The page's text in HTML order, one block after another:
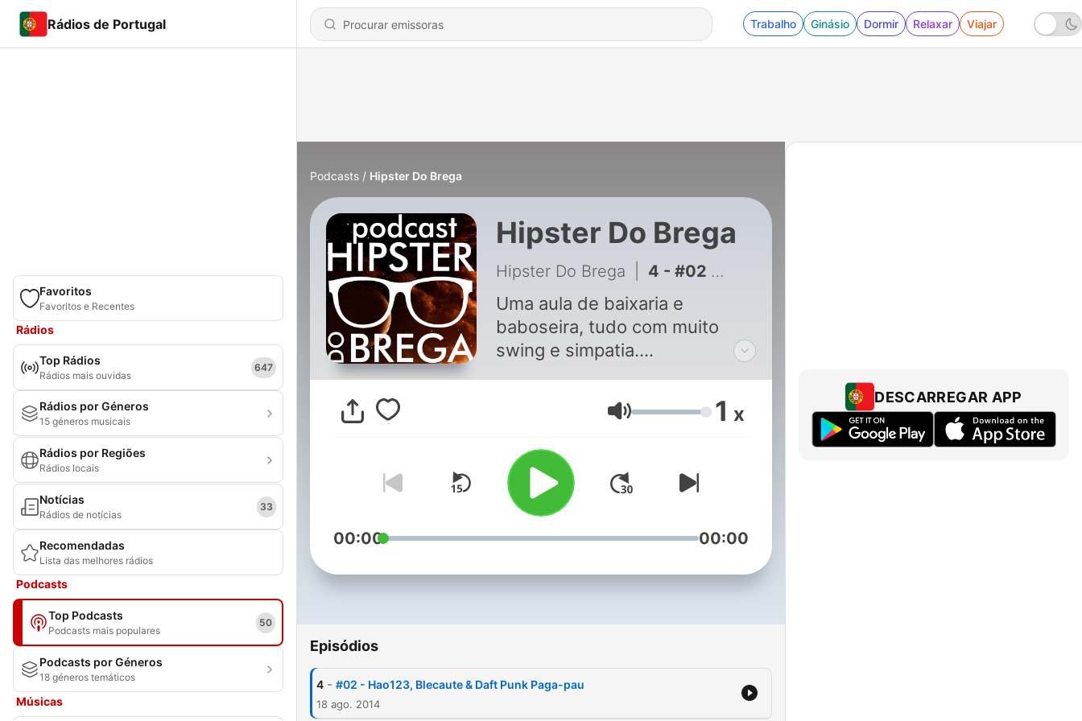
Rádios de Portugal Trabalho Ginásio Dormir Relaxar Viajar
Favoritos
Favoritos e Recentes
Rádios
Top Rádios
Rádios mais ouvidas
647
Rádios por Géneros
15 géneros musicais
Rádios por Regiões
Rádios locais
Notícias
Rádios de notícias
33
Recomendadas
Lista das melhores rádios
Podcasts
Top Podcasts
Podcasts mais populares
50
Podcasts por Géneros
18 géneros temáticos
Músicas
Podcasts Hipster Do Brega
Hipster Do Brega
Hipster Do Brega 4 - #02 - Hao123, Blecaute & Daft Punk Paga-pau
Uma aula de baixaria e
baboseira, tudo com muito
swing e simpatia.
hipsterdobrega@gmail.com
Volume 1 x
00:00 00:00
Episódios
4 - #02 - Hao123, Blecaute & Daft Punk Paga-pau
18 ago. 2014
DESCARREGAR APP